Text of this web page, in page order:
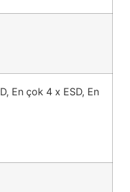
En çok 4 x ESD, En